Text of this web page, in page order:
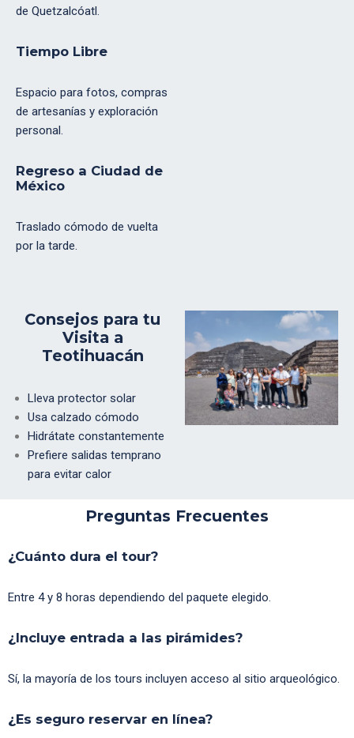
de Quetzalcóatl.
Tiempo Libre
Espacio para fotos, compras
de artesanías y exploración
personal.
Regreso a Ciudad de
México
Traslado cómodo de vuelta
por la tarde.
Consejos para tu
Visita a
Teotihuacán
Lleva protector solar
Usa calzado cómodo
Hidrátate constantemente
Prefiere salidas temprano
para evitar calor
Preguntas Frecuentes
¿Cuánto dura el tour?
Entre 4 y 8 horas dependiendo del paquete elegido.
¿Incluye entrada a las pirámides?
Sí, la mayoría de los tours incluyen acceso al sitio arqueológico.
¿Es seguro reservar en línea?